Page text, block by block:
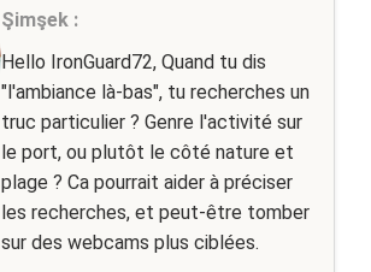
Şimşek :
Hello IronGuard72, Quand tu dis
"l'ambiance là-bas", tu recherches un
truc particulier ? Genre l'activité sur
le port, ou plutôt le côté nature et
plage ? Ca pourrait aider à préciser
les recherches, et peut-être tomber
sur des webcams plus ciblées.